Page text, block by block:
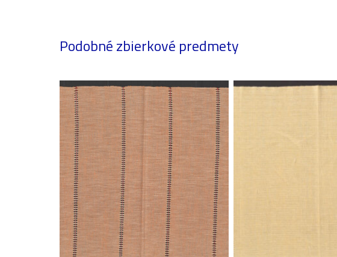
Podobné zbierkové predmety